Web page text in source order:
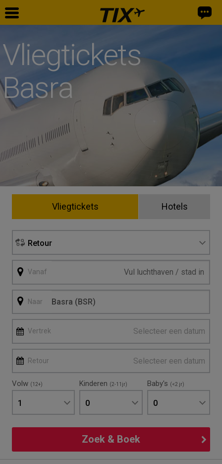
Vliegtickets
Basra
Vliegtickets Hotels
Retour
Vanaf
Naar
Vertrek Selecteer een datum
Retour Selecteer een datum
Volw (12+)
1
Kinderen (2-11jr)
0
Baby's (<2 jr)
0
Zoek & Boek